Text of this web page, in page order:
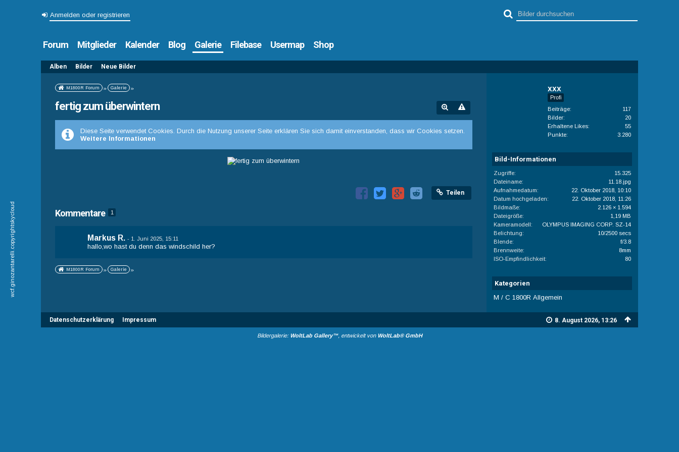
Anmelden oder registrieren
Forum Mitglieder Kalender Blog Galerie Filebase Usermap Shop
Alben Bilder Neue Bilder
M1800R Forum » Galerie »
fertig zum überwintern
Diese Seite verwendet Cookies. Durch die Nutzung unserer Seite erklären Sie sich damit einverstanden, dass wir Cookies setzen.
Weitere Informationen
Teilen
Kommentare 1
Markus R. - 1. Juni 2025, 15:11
hallo,wo hast du denn das windschild her?
M1800R Forum » Galerie »
xxx
Profi
Beiträge
117
Bilder
20
Erhaltene Likes
55
Punkte
3.280
Bild-Informationen
Zugriffe
15.325
Dateiname
11.18.jpg
Aufnahmedatum
22. Oktober 2018, 10:10
Datum hochgeladen
22. Oktober 2018, 11:26
Bildmaße
2.126 × 1.594
Dateigröße
1,19 MB
Kameramodell
OLYMPUS IMAGING CORP. SZ-14
Belichtung
10/2500 secs
Blende
f/3.8
Brennweite
8mm
ISO-Empfindlichkeit
80
Kategorien
M / C 1800R Allgemein
Datenschutzerklärung Impressum 8. August 2026, 13:26
wcf.ginozantarelli.copyrightskycloud
Bildergalerie: WoltLab Gallery™, entwickelt von WoltLab® GmbH